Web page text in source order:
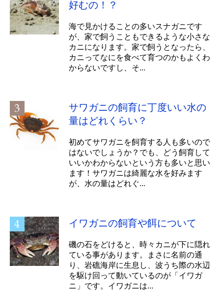
好むの！？
海で見かけることの多いスナガニです
が、家で飼うこともできるような小さな
カニになります。家で飼うとなったら、
カニってなにを食べて育つのかもよくわ
からないですし、そ...
サワガニの飼育に丁度いい水の
量はどれくらい？
初めてサワガニを飼育する人も多いので
はないでしょうか？でも、どう飼育して
いいかわからないという方も多いと思い
ます！サワガニは綺麗な水を好みます
が、水の量はどれぐ...
イワガニの飼育や餌について
磯の石をどけると、時々カニが下に隠れ
ている事があります。まさに名前の通
り、岩礁海岸に生息し、波うち際の水辺
を駆け回って動いているのが「イワガ
ニ」です。イワガニは...